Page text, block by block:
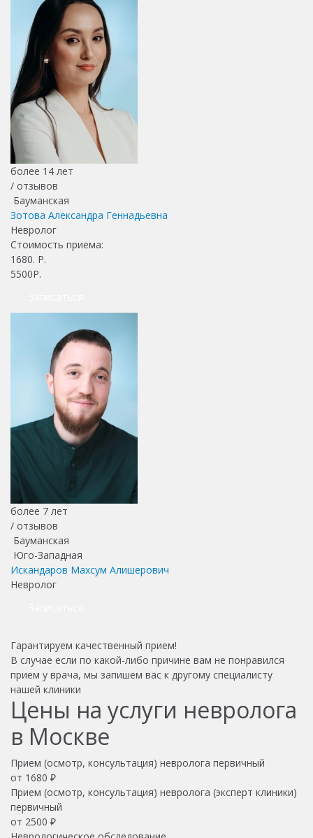
более 14 лет
/ отзывов
Бауманская
Зотова Александра Геннадьевна
Невролог
Стоимость приема:
1680. Р.
5500Р.
более 7 лет
/ отзывов
Бауманская
Юго-Западная
Искандаров Махсум Алишерович
Невролог
Гарантируем качественный прием!
В случае если по какой-либо причине вам не понравился
прием у врача, мы запишем вас к другому специалисту
нашей клиники
Цены на услуги невролога
в Москве
Прием (осмотр, консультация) невролога первичный
от 1680 ₽
Прием (осмотр, консультация) невролога (эксперт клиники)
первичный
от 2500 ₽